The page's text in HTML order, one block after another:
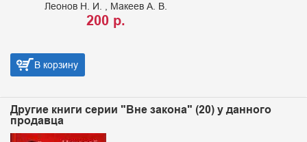
Леонов Н. И.
Макеев А. В.
200 р.
В корзину
Другие книги серии "Вне закона" (20) у данного
продавца